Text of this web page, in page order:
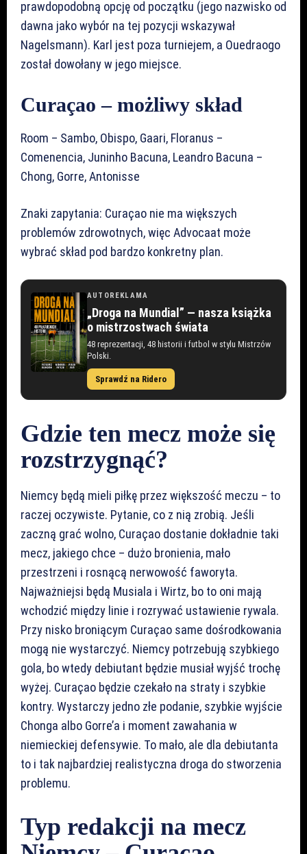
prawdopodobną opcję od początku (jego nazwisko od
dawna jako wybór na tej pozycji wskazywał
Nagelsmann). Karl jest poza turniejem, a Ouedraogo
został dowołany w jego miejsce.
Curaçao – możliwy skład
Room – Sambo, Obispo, Gaari, Floranus –
Comenencia, Juninho Bacuna, Leandro Bacuna –
Chong, Gorre, Antonisse
Znaki zapytania: Curaçao nie ma większych
problemów zdrowotnych, więc Advocaat może
wybrać skład pod bardzo konkretny plan.
AUTOREKLAMA
„Droga na Mundial” — nasza książka
o mistrzostwach świata
48 reprezentacji, 48 historii i futbol w stylu Mistrzów
Polski.
Sprawdź na Ridero
Gdzie ten mecz może się
rozstrzygnąć?
Niemcy będą mieli piłkę przez większość meczu – to
raczej oczywiste. Pytanie, co z nią zrobią. Jeśli
zaczną grać wolno, Curaçao dostanie dokładnie taki
mecz, jakiego chce – dużo bronienia, mało
przestrzeni i rosnącą nerwowość faworyta.
Najważniejsi będą Musiala i Wirtz, bo to oni mają
wchodzić między linie i rozrywać ustawienie rywala.
Przy nisko broniącym Curaçao same dośrodkowania
mogą nie wystarczyć. Niemcy potrzebują szybkiego
gola, bo wtedy debiutant będzie musiał wyjść trochę
wyżej. Curaçao będzie czekało na straty i szybkie
kontry. Wystarczy jedno złe podanie, szybkie wyjście
Chonga albo Gorre’a i moment zawahania w
niemieckiej defensywie. To mało, ale dla debiutanta
to i tak najbardziej realistyczna droga do stworzenia
problemu.
Typ redakcji na mecz